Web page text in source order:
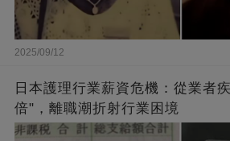
2025/09/12
日本護理行業薪資危機：從業者
倍"，離職潮折射行業困境